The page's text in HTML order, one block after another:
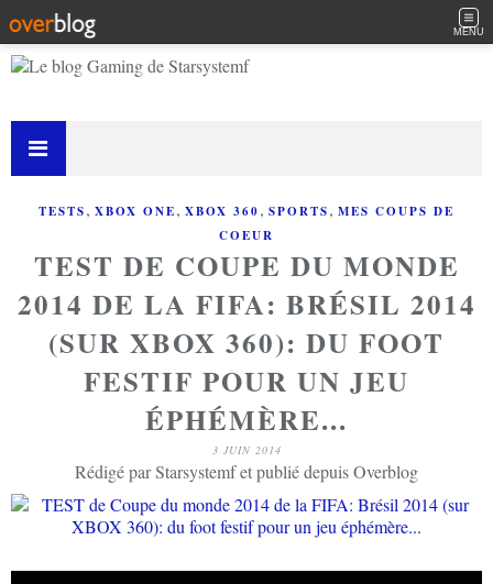
MENU
TESTS, XBOX ONE, XBOX 360, SPORTS, MES COUPS DE
COEUR
TEST DE COUPE DU MONDE
2014 DE LA FIFA: BRÉSIL 2014
(SUR XBOX 360): DU FOOT
FESTIF POUR UN JEU
ÉPHÉMÈRE...
3 JUIN 2014
Rédigé par Starsystemf et publié depuis Overblog